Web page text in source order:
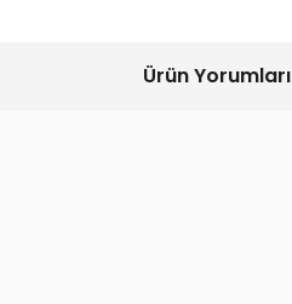
Ürün Yorumları